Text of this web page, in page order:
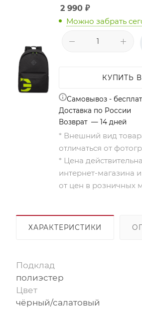
2 990 ₽
Можно забрать
КУПИТЬ
Самовывоз -
Доставка по России
Возврат — 14 дней
* Внешний вид
отличаться от
* Цена
интернет-магазина
от цен в розничных
ХАРАКТЕРИСТИКИ
Подклад
полиэстер
Цвет
чёрный/салатовый